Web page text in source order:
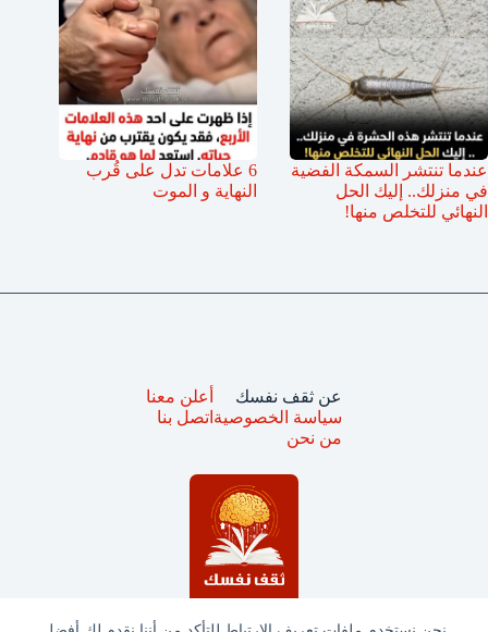
عندما تنتشر السمكة الفضية
في منزلك.. إليك الحل
النهائي للتخلص منها!
6 علامات تدل على قُرب
النهاية و الموت
عن ثقف نفسك
سياسة الخصوصية
من نحن
أعلن معنا
اتصل بنا